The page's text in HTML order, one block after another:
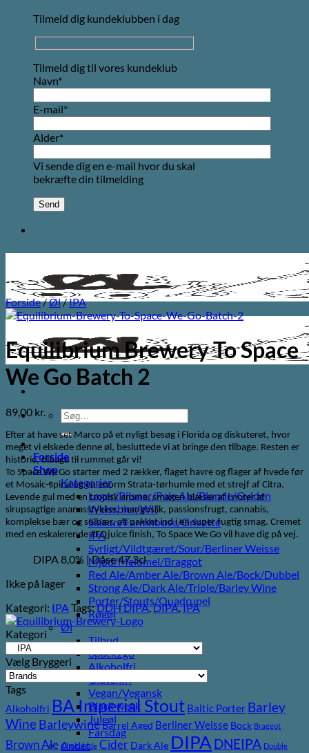
Tilmeld dig kundeklubben i dag
Tilmeld dig til vores kundeklub
Navn*
E-mail*
Alder*
Vi sende dig en e-mail hvor du skal
bekræfte din tilmelding
Søg
efter:
Forside
Shop
Kategorier
Lager/Pilsner/Pale Ale/Blonde/Gylden
Weissbier/Wit
Saison/Farmhouse/Grisette
IPA
Syrligt/Vildtgæret/Sour/Berliner Weisse
Mjød/Melomel/Braggot
Red Ale/Amber Ale/Brown Ale/Bock/Dubbel
Strong Ale/Dark Ale/Triple/Barley Wine
Porter/Stouts/Quadrupel
Røgøl
Øl
Tilbud
6pack2go
Alkoholfri
Glutenfri
Vegan/Vegansk
Black week
Juleøl
Farsdag
Andet
Forside/Øl/IPA
Equilibrium Brewery To Space
We Go Batch 2
89,00 kr.
Efter at have set Marco på et nyligt besøg i Florida og diskuteret, hvor
meget vi elskede denne øl, besluttede vi at bringe den tilbage. Resten er
historie, tilbage til rummet går vi!
To Space We Go starter med 2 rækker, flaget havre og flager af hvede før
et Mosaic-spiral og en enorm Strata-tørhumle med et strejf af Citra.
Levende gul med en tropisk aroma, smagen blæser af i noter af
sirupsagtige ananasstykker, mangoslik, passionsfrugt, cannabis,
komplekse bær og solbær, alt pakket ind i en super fugtig smag. Cremet
med en eskalerende #EQjuice finish, To Space We Go vil have dig på vej.
DIPA 8,0% | Dåse 47,3cl
Ikke på lager
Kategori: IPA Tags:DDH DIPA,DIPA,IPA
Kategori
Vælg Bryggeri
Tags
Alkoholfri BA Imperial Stout Baltic Porter Barley
Wine BarleywineBarrel Aged Berliner Weisse Bock Braggot
Brown Ale Chokolade Cider Dark Ale DIPA DNEIPA Double